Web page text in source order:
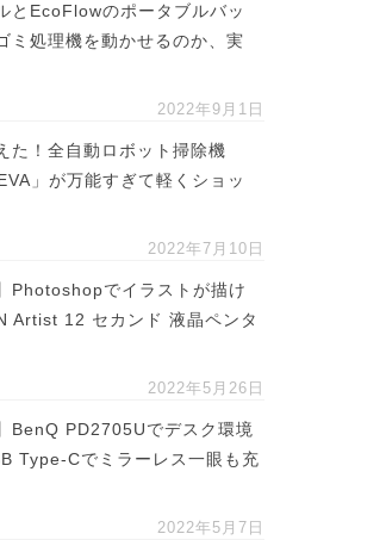
とEcoFlowのポータブルバッ
ミ処理機を動かせるのか、実
2022年9月1日
た！全自動ロボット掃除機
」が万能すぎて軽くショッ
2022年7月10日
Photoshopでイラストが描け
Artist 12 セカンド 液晶ペンタ
2022年5月26日
BenQ PD2705Uでデスク環境
Type-Cでミラーレス一眼も充
2022年5月7日